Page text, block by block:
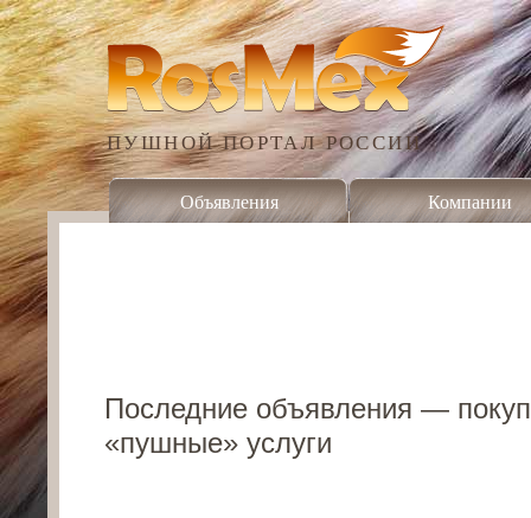
ПУШНОЙ ПОРТАЛ РОССИИ
Объявления Компании
Последние объявления —
«пушные» услуги